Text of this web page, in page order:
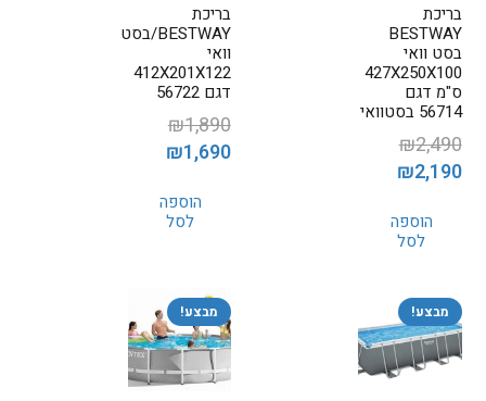
בריכת
BESTWAY
בסט וואי
427X250X100
ס"מ דגם
56714 בסטוואי
₪2,490
המחיר
היה:
₪2,490.
₪2,190
הוא:הוספה
לסל
בריכת
BESTWAY/בסט
וואי
412X201X122
דגם 56722
₪1,890
המחיר
היה:
₪1,890.
₪1,690
הוא:הוספה
לסל
מבצע! מבצע!